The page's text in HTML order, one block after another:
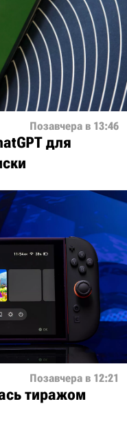
Позавчера в 13:46
для
Позавчера в 12:21
тиражом